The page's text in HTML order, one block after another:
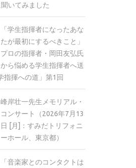
いてみました
「学生指揮者になったあな
たが最初にするべきこと」
プロの指揮者・岡田友弘氏
から悩める学生指揮者へ送
指揮への道」第1回
峰岸壮一先生メモリアル・
コンサート（2026年7月13
日 [月]：すみだトリフォニ
ーホール、東京都）
「音楽家とのコンタクトは